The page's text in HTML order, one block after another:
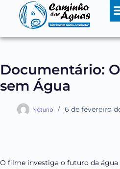
Documentário:
sem Água
Netuno 6 de fevereiro
O filme investiga o futuro da